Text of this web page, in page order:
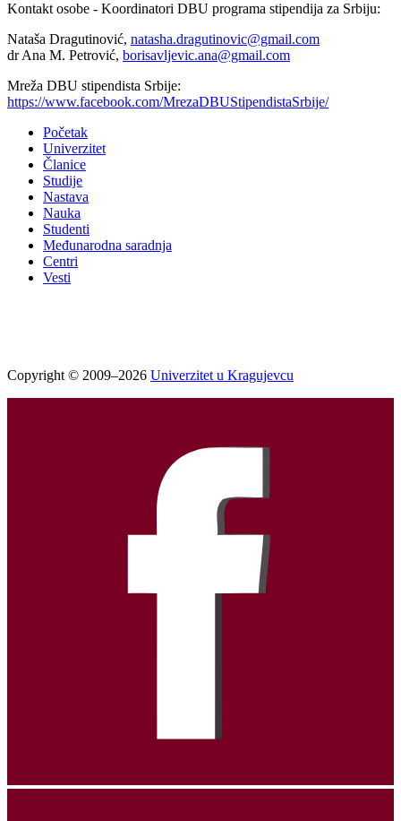
Kontakt osobe - Koordinatori DBU programa stipendija za Srbiju:
Nataša Dragutinović, natasha.dragutinovic@gmail.com
dr Ana M. Petrović, borisavljevic.ana@gmail.com
Mreža DBU stipendista Srbije:
https://www.facebook.com/MrezaDBUStipendistaSrbije/
Početak
Univerzitet
Članice
Studije
Nastava
Nauka
Studenti
Međunarodna saradnja
Centri
Vesti
Copyright © 2009–2026 Univerzitet u Kragujevcu